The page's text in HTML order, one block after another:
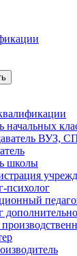
начальных
ВУЗ,
школы
психолог